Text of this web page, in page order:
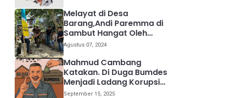
Melayat di Desa
Barang,Andi Paremma di
Sambut Hangat Oleh
Warga
Agustus 07, 2024
Mahmud Cambang
Katakan. Di Duga Bumdes
Menjadi Ladang Korupsi
Bagi Para Kepala Desa
September 15, 2025